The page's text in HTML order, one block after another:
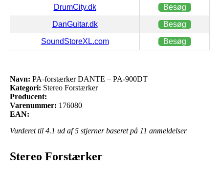
DrumCity.dk Besøg
DanGuitar.dk Besøg
SoundStoreXL.com Besøg
Navn: PA-forstærker DANTE – PA-900DT
Kategori: Stereo Forstærker
Producent:
Varenummer: 176080
EAN:
Vurderet til 4.1 ud af 5 stjerner baseret på 11 anmeldelser
Stereo Forstærker